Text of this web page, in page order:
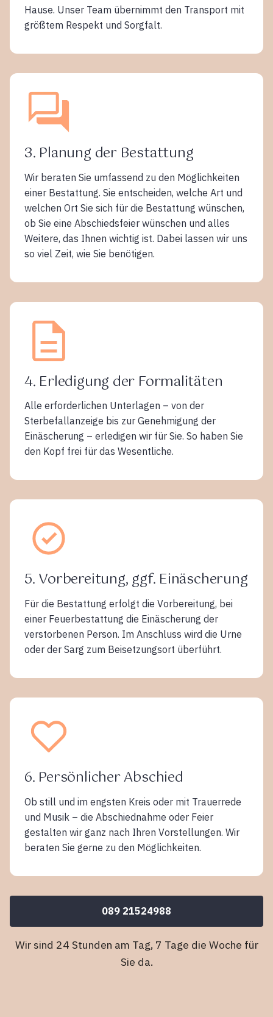
Hause. Unser Team übernimmt den Transport mit
größtem Respekt und Sorgfalt.
3. Planung der Bestattung
Wir beraten Sie umfassend zu den Möglichkeiten
einer Bestattung. Sie entscheiden, welche Art und
welchen Ort Sie sich für die Bestattung wünschen,
ob Sie eine Abschiedsfeier wünschen und alles
Weitere, das Ihnen wichtig ist. Dabei lassen wir uns
so viel Zeit, wie Sie benötigen.
4. Erledigung der Formalitäten
Alle erforderlichen Unterlagen – von der
Sterbefallanzeige bis zur Genehmigung der
Einäscherung – erledigen wir für Sie. So haben Sie
den Kopf frei für das Wesentliche.
5. Vorbereitung, ggf. Einäscherung
Für die Bestattung erfolgt die Vorbereitung, bei
einer Feuerbestattung die Einäscherung der
verstorbenen Person. Im Anschluss wird die Urne
oder der Sarg zum Beisetzungsort überführt.
6. Persönlicher Abschied
Ob still und im engsten Kreis oder mit Trauerrede
und Musik – die Abschiednahme oder Feier
gestalten wir ganz nach Ihren Vorstellungen. Wir
beraten Sie gerne zu den Möglichkeiten.
089 21524988
Wir sind 24 Stunden am Tag, 7 Tage die Woche für
Sie da.